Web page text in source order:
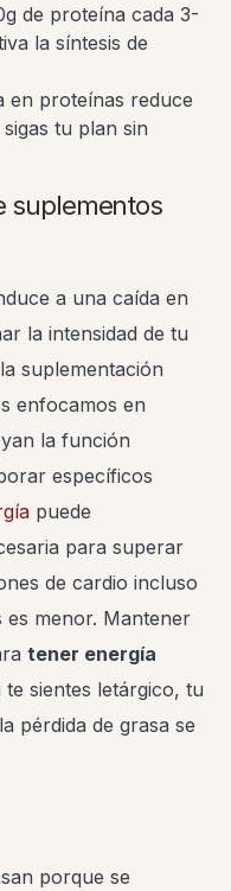
de proteína cada 3-
la síntesis de
en proteínas reduce
tu plan sin
suplementos
a una caída en
la intensidad de tu
suplementación
enfocamos en
la función
específicos
puede
para superar
de cardio incluso
es menor. Mantener
tener energía
te sientes letárgico, tu
pérdida de grasa se
porque se